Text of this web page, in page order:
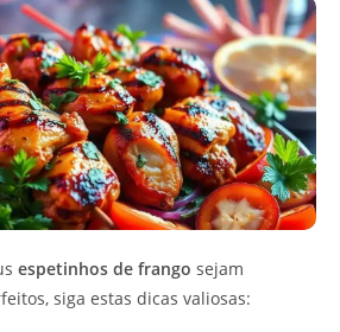
espetinhos de frango sejam
siga estas dicas valiosas: